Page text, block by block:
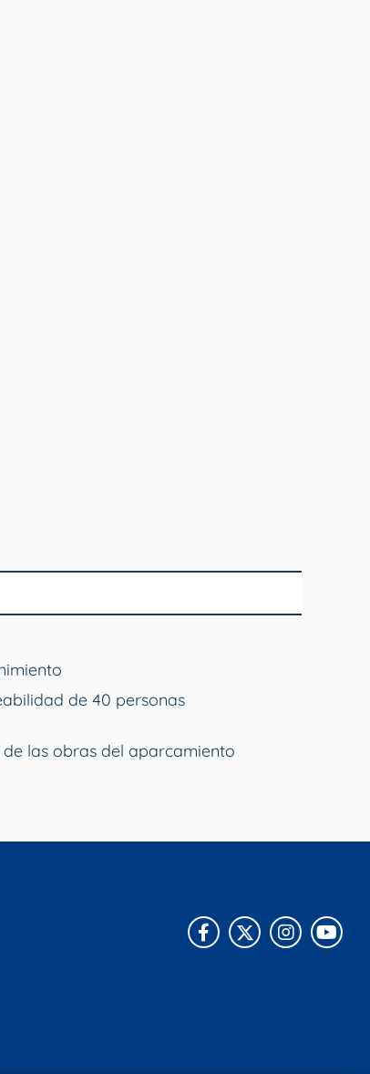
de 40 personas
las obras del aparcamiento
Facebook
X